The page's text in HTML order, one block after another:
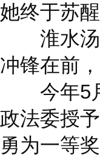
她终于苏
淮水汤
冲锋在前
今年5月
政法委授
勇为一等